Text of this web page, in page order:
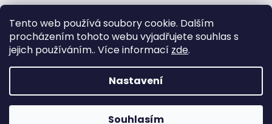
Tento web používá soubory cookie. Dalším
procházením tohoto webu vyjadřujete souhlas s
jejich používáním.. Více informací zde.
Nastavení
Souhlasím
tel: +420 603 320 859
email: terc-zbrane@seznam.cz
Copyright 2026PROCHÁZKA | OUTDOOR - LOV. Všechna
práva vyhrazena.Upravit nastavení cookies